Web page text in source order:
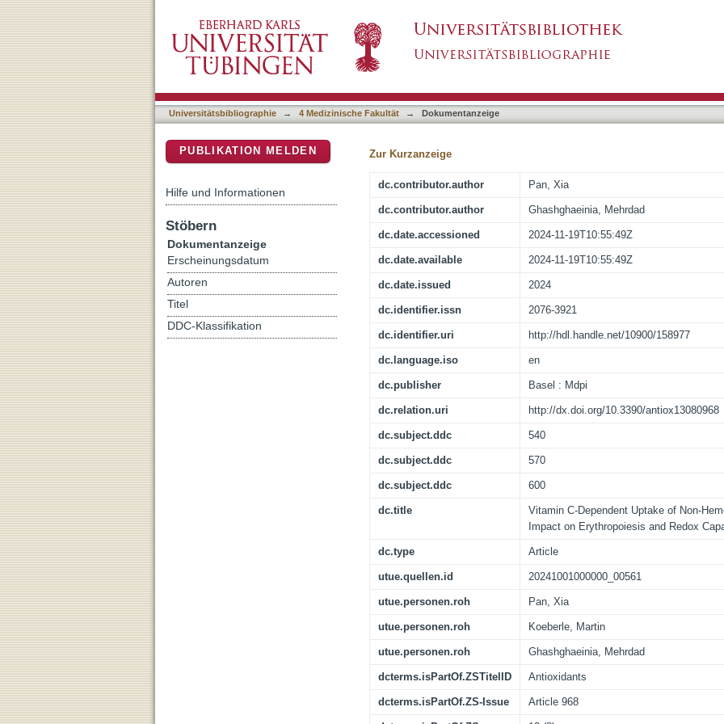
Vitamin C-Dependent Uptake of Non-Heme Iron by Enterocytes, Its
Redox Capacity of Human Erythrocytes
Universitätsbibliographie → 4 Medizinische Fakultät → Dokumentanzeige
Zur Kurzanzeige
dc.contributor.author Pan, Xia
dc.contributor.author Ghashghaeinia, Mehrdad
dc.date.accessioned 2024-11-19T10:55:49Z
dc.date.available 2024-11-19T10:55:49Z
dc.date.issued 2024
dc.identifier.issn 2076-3921
dc.identifier.uri http://hdl.handle.net/10900/158977
dc.language.iso en
dc.publisher Basel : Mdpi
dc.relation.uri http://dx.doi.org/10.3390/antiox13080968
dc.subject.ddc 540
dc.subject.ddc 570
dc.subject.ddc 600
dc.title
Vitamin C-Dependent Uptake of Non-
Impact on Erythropoiesis and Redox
dc.type Article
utue.quellen.id 20241001000000_00561
utue.personen.roh Pan, Xia
utue.personen.roh Koeberle, Martin
utue.personen.roh Ghashghaeinia, Mehrdad
dcterms.isPartOf.ZSTitelID Antioxidants
dcterms.isPartOf.ZS-Issue Article 968
PUBLIKATION MELDEN
Hilfe und Informationen
Stöbern
Dokumentanzeige
Erscheinungsdatum
Autoren
Titel
DDC-Klassifikation